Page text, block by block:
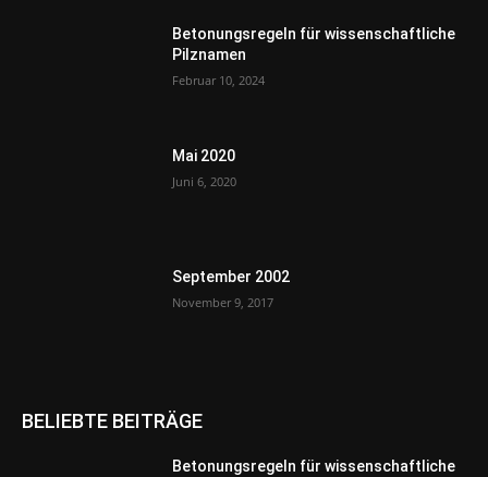
Betonungsregeln für wissenschaftliche
Pilznamen
Februar 10, 2024
Mai 2020
Juni 6, 2020
September 2002
November 9, 2017
BELIEBTE BEITRÄGE
Betonungsregeln für wissenschaftliche